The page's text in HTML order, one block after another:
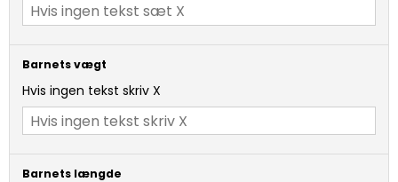
Barnets vægt
Hvis ingen tekst skriv X
Barnets længde